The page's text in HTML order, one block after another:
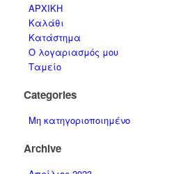
ΑΡΧΙΚΗ
Καλάθι
Κατάστημα
Ο λογαριασμός μου
Ταμείο
Categories
Μη κατηγοριοποιημένο
Archive